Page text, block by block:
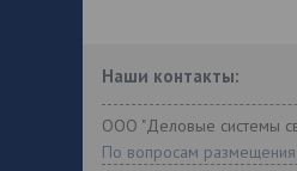
Наши контакты:
ООО "Деловые системы
По вопросам